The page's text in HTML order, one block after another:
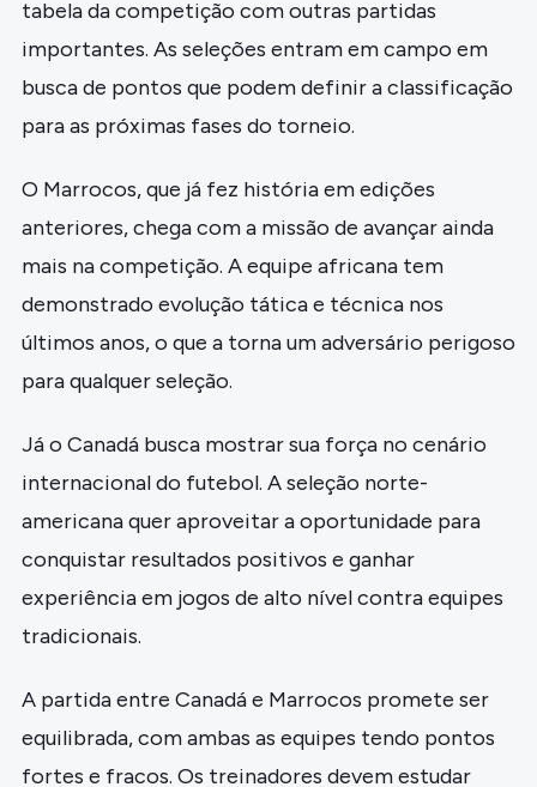
tabela da competição com outras partidas
importantes. As seleções entram em campo em
busca de pontos que podem definir a classificação
para as próximas fases do torneio.
O Marrocos, que já fez história em edições
anteriores, chega com a missão de avançar ainda
mais na competição. A equipe africana tem
demonstrado evolução tática e técnica nos
últimos anos, o que a torna um adversário perigoso
para qualquer seleção.
Já o Canadá busca mostrar sua força no cenário
internacional do futebol. A seleção norte-
americana quer aproveitar a oportunidade para
conquistar resultados positivos e ganhar
experiência em jogos de alto nível contra equipes
tradicionais.
A partida entre Canadá e Marrocos promete ser
equilibrada, com ambas as equipes tendo pontos
fortes e fracos. Os treinadores devem estudar